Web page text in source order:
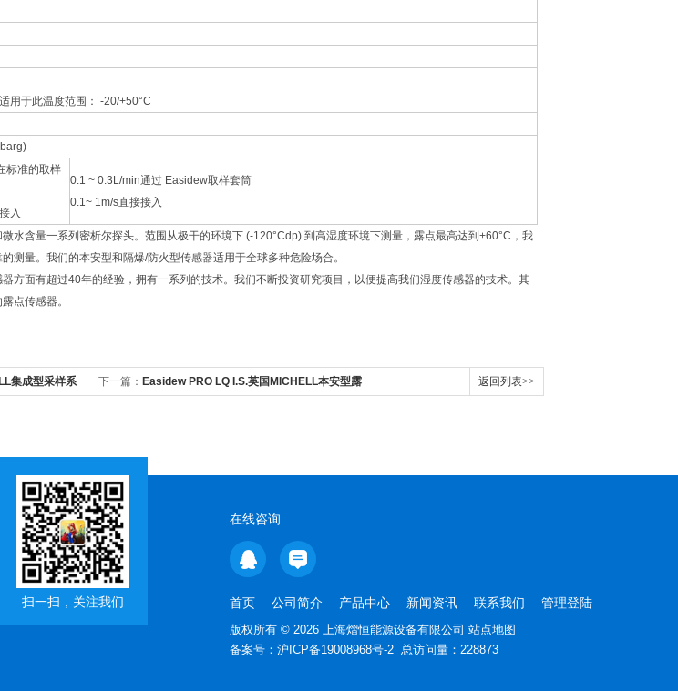
用于此温度范围： -20/+50°C
标准的取样
入
0.1 ~ 0.3L/min通过 Easidew取样套筒
0.1~ 1m/s直接接入
水含量一系列密析尔探头。范围从极干的环境下 (-120°Cdp) 到高湿度环境下测量，露点最高达到+60°C，我
测量。我们的本安型和隔爆/防火型传感器适用于全球多种危险场合。
方面有超过40年的经验，拥有一系列的技术。我们不断投资研究项目，以便提高我们湿度传感器的技术。其
点传感器。
集成型采样系 下一篇： Easidew PRO LQ I.S.英国MICHELL本安型露 返回列表>>
扫一扫，关注我们
在线咨询
首页 公司简介 产品中心 新闻资讯 联系我们 管理登陆
版权所有 © 2026 上海熠恒能源设备有限公司 站点地图
备案号： 沪ICP备19008968号-2 总访问量：228873